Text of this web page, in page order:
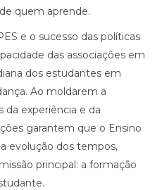
quem aprende.
e o sucesso das políticas
das associações em
dos estudantes em
Ao moldarem a
da experiência e da
garantem que o Ensino
evolução dos tempos,
principal: a formação